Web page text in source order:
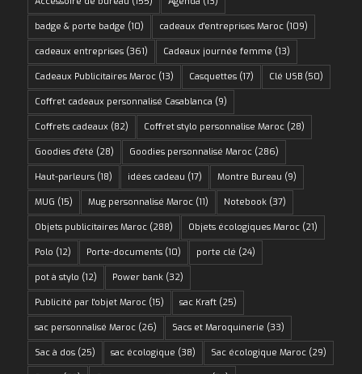
badge & porte badge (10) cadeaux d'entreprises Maroc(109)
cadeaux entreprises(361) Cadeaux journée femme (13)
Cadeaux Publicitaires Maroc(13) Casquettes(17) Clé USB(50)
Coffret cadeaux personnalisé Casablanca (9)
Coffrets cadeaux (82) Coffret stylo personnalise Maroc(28)
Goodies d'été (28) Goodies personnalisé Maroc(286)
Haut-parleurs(18) idées cadeau (17) Montre Bureau (9)
MUG (15) Mug personnalisé Maroc(11) Notebook(37)
Objets publicitaires Maroc(288) Objets écologiques Maroc(21)
Polo (12) Porte-documents(10) porte clé (24)
pot à stylo (12) Power bank(32)
Publicité par l'objet Maroc(15) sac Kraft(25)
sac personnalisé Maroc(26) Sacs et Maroquinerie (33)
Sac à dos(25) sac écologique (38) Sac écologique Maroc(29)